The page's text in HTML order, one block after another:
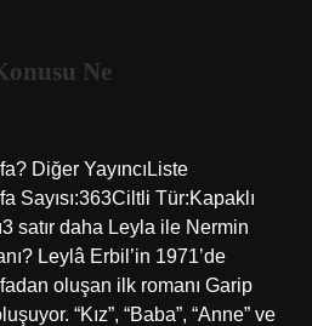
Ne
Diğer YayıncıListe
Sayısı:363Ciltli Tür:Kapaklı
satır daha Leyla ile Nermin
Leylâ Erbil’in 1971’de
oluşan ilk romanı Garip
“Kız”, “Baba”, “Anne” ve